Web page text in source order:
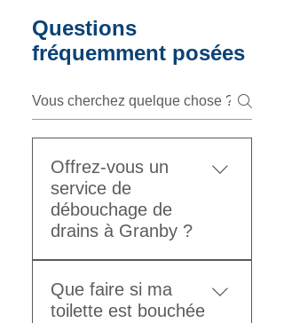
Questions
fréquemment posées
Offrez-vous un
service de
débouchage de
drains à Granby ?
de débouchage de drains
à Granby pour les éviers,
Que faire si ma
toilette est bouchée